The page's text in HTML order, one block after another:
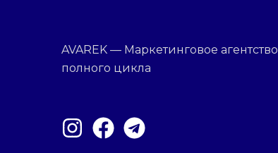
AVAREK — Маркетинговое агентство
полного цикла